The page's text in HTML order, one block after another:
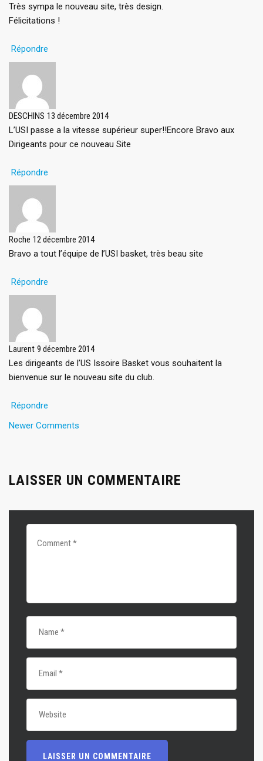
Très sympa le nouveau site, très design.
Félicitations !
Répondre
DESCHINS 13 décembre 2014
L’USI passe a la vitesse supérieur super!!Encore Bravo aux
Dirigeants pour ce nouveau Site
Répondre
Roche 12 décembre 2014
Bravo a tout l’équipe de l’USI basket, très beau site
Répondre
Laurent 9 décembre 2014
Les dirigeants de l’US Issoire Basket vous souhaitent la
bienvenue sur le nouveau site du club.
Répondre
Comment
Newer Comments
LAISSER UN COMMENTAIRE